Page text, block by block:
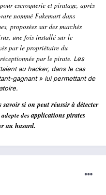
escroquerie et piratage, après
nommé Fakemart dans
proposées sur des marchés
une fois installé sur le
par le propriétaire du
par le pirate. Les
au hacker, dans le cas
gagnant » lui permettant de
si on peut réussir à détecter
adepte desapplications pirates
au hasard.